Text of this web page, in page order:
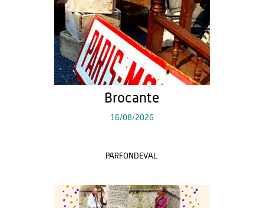
Brocante
16/08/2026
PARFONDEVAL